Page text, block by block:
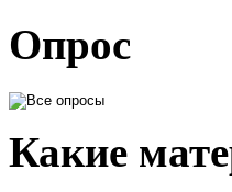
Опрос
Какие